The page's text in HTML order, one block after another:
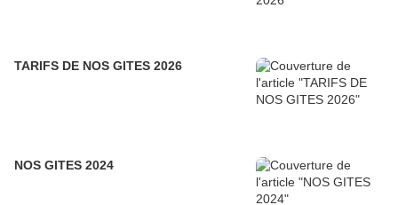
TARIFS DE NOS GITES 2026
NOS GITES 2024